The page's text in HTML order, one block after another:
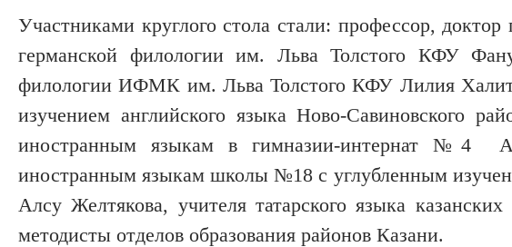
Участниками круглого стола стали: профессор,
германской филологии им. Льва Толстого КФУ
филологии ИФМК им. Льва Толстого КФУ Лилия
изучением английского языка Ново-Савиновского
иностранным языкам в гимназии-интернат №4
иностранным языкам школы №18 с углубленным
Алсу Желтякова, учителя татарского языка
методисты отделов образования районов Казани.